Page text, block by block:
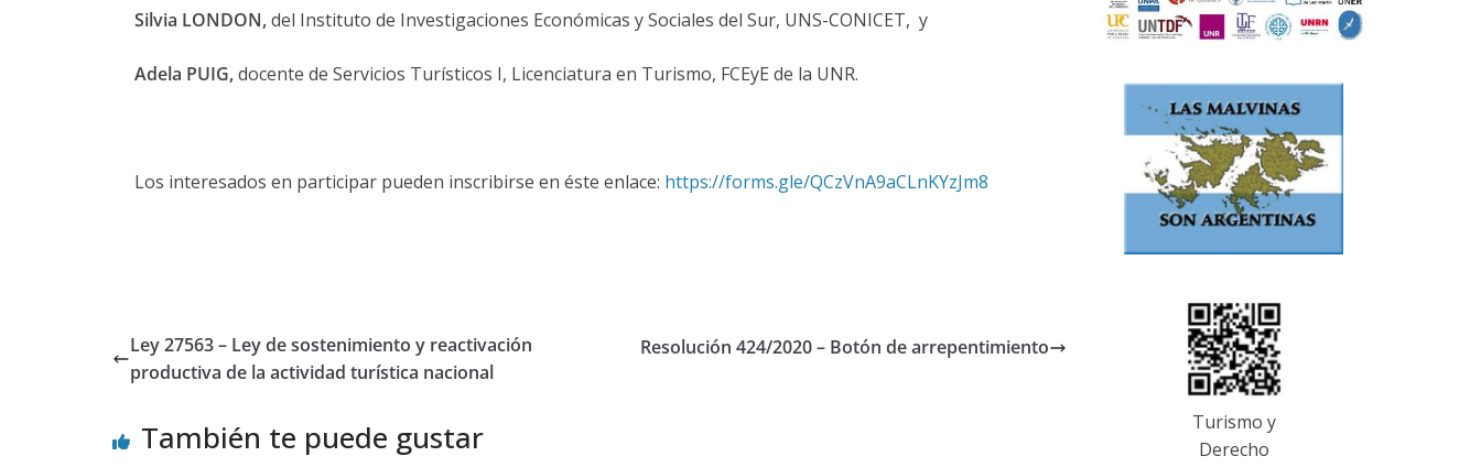
Silvia LONDON,del Instituto de Investigaciones Económicas y Sociales del Sur, UNS-CONICET, y
Adela PUIG,docente de Servicios Turísticos I, Licenciatura en Turismo, FCEyE de la UNR.
Los interesados en participar pueden inscribirse en éste enlace: https://forms.gle/QCzVnA9aCLnKYzJm8
Ley 27563 – Ley de sostenimiento y reactivación
productiva de la actividad turística nacional
Resolución 424/2020 – Botón de arrepentimiento
También te puede gustar
Turismo y
Derecho